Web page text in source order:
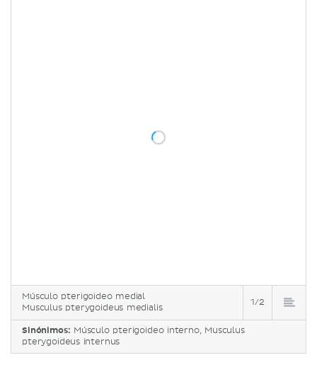
Músculo pterigoideo medial
Musculus pterygoideus medialis
1/2
Sinónimos: Músculo pterigoideo interno, Musculus
pterygoideus internus